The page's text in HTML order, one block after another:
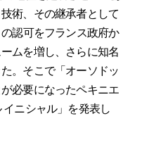
術、その継承者として
認可をフランス政府か
ムを増し、さらに知名
。そこで「オーソドッ
必要になったペキニエ
ニシャル」を発表し